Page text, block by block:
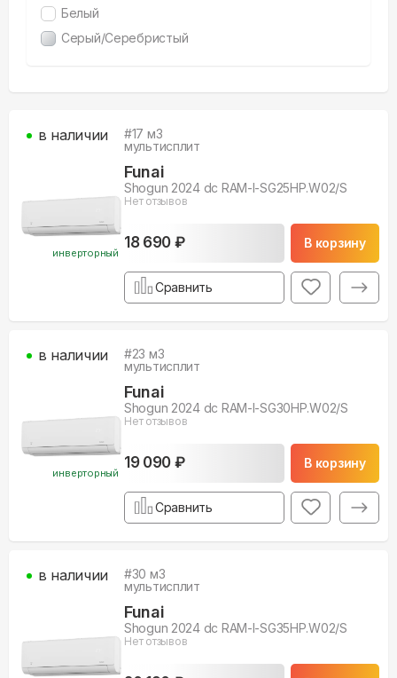
Белый
Серый/Серебристый
инверторный
#17 м3
мультисплит
Funai
Shogun 2024 dc RAM-I-SG25HP.W02/S
Нет отзывов
18 690 ₽ В корзину
в наличии
Сравнить
инверторный
#23 м3
мультисплит
Funai
Shogun 2024 dc RAM-I-SG30HP.W02/S
Нет отзывов
19 090 ₽ В корзину
в наличии
Сравнить
#30 м3
мультисплит
Funai
Shogun 2024 dc RAM-I-SG35HP.W02/S
Нет отзывов
в наличии